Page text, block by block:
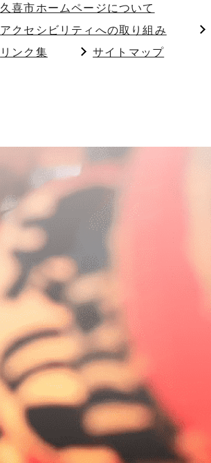
久喜市ホームページについて
アクセシビリティへの取り組み
リンク集
サイトマップ